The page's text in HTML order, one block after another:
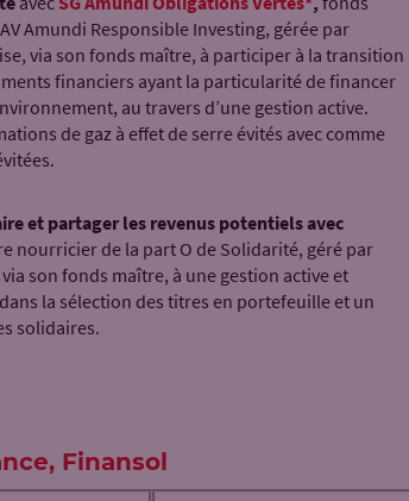
Amundi Responsible Investing, gérée par
via son fonds maître, à participer à la transition
financiers ayant la particularité de financer
au travers d’une gestion active.
de gaz à effet de serre évités avec comme
et partager les revenus potentiels avec
nourricier de la part O de Solidarité, géré par
son fonds maître, à une gestion active et
la sélection des titres en portefeuille et un
solidaires.
Finansol